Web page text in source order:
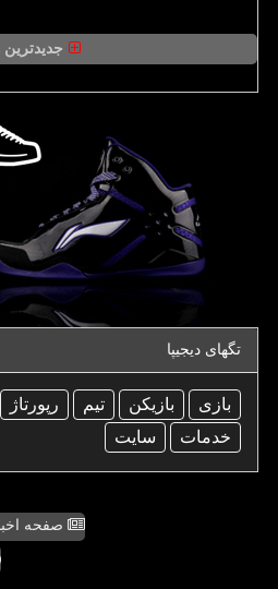
جدیدترین
تگهای دیجیپا
بازی بازیكن تیم رپورتاژ
خدمات
سایت
صفحه